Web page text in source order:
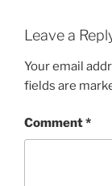
Leave a
Your email
fields are
Comment*